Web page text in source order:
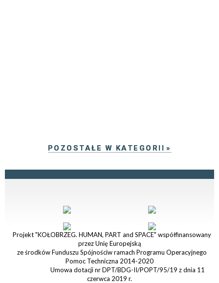
POZOSTAŁE W KATEGORII
Projekt "KOŁOBRZEG. HUMAN, PART and SPACE" współfinansowany
przez Unię Europejską
ze środków Funduszu Spójnościw ramach Programu Operacyjnego
Pomoc Techniczna 2014-2020
Umowa dotacji nr DPT/BDG-II/POPT/95/19 z dnia 11
czerwca 2019 r.